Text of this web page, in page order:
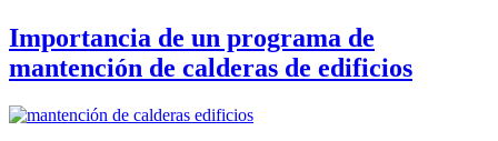
Importancia de un programa de
mantención de calderas de edificios